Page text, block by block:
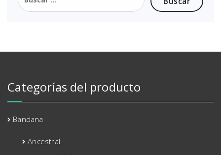
Categorías del producto
Bandana
Ancestral